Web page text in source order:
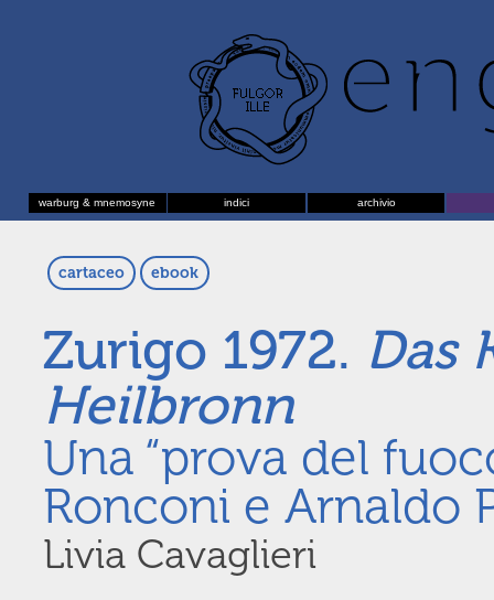
warburg & mnemosyne indici archivio
cartaceo ebook
Zurigo 1972. Das
Heilbronn
Una “prova del
Ronconi e Arnaldo
Livia Cavaglieri